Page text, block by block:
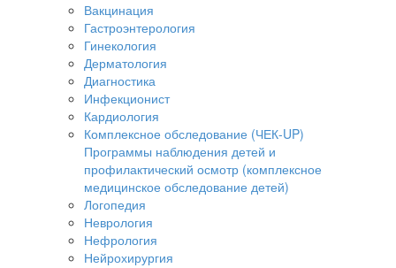
Вакцинация
Гастроэнтерология
Гинекология
Дерматология
Диагностика
Инфекционист
Кардиология
Комплексное обследование (ЧЕК-UP)
Программы наблюдения детей и
профилактический осмотр (комплексное
медицинское обследование детей)
Логопедия
Неврология
Нефрология
Нейрохирургия